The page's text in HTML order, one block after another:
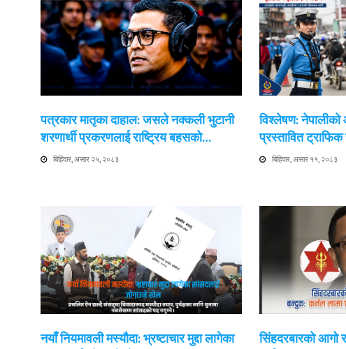
पत्रकार मातृका दाहाल: जसले नक्कली भुटानी
शरणार्थी प्रकरणलाई राष्ट्रिय बहसको…
बिहिवार, असार २५, २०८३
विश्लेषण:
प्रस्तावित
बिहिवार, असार ११, २०८३
नयाँ नियमावली मस्यौदा: भ्रष्टाचार मुद्दा लागेका
सिंहदरबारको आगो